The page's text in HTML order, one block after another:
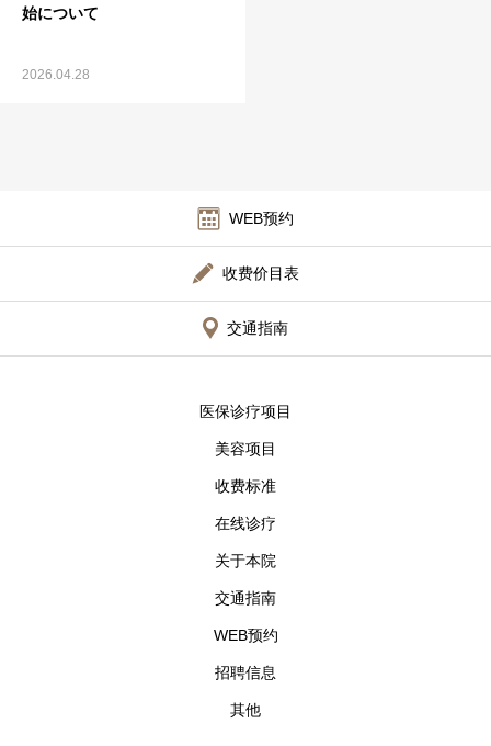
始について
2026.04.28
WEB预约
收费价目表
交通指南
医保诊疗项目
美容项目
收费标准
在线诊疗
关于本院
交通指南
WEB预约
招聘信息
其他